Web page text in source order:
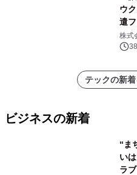
ウ
遣
株式
テックの新
ビジネスの新着
“ま
い
ラ